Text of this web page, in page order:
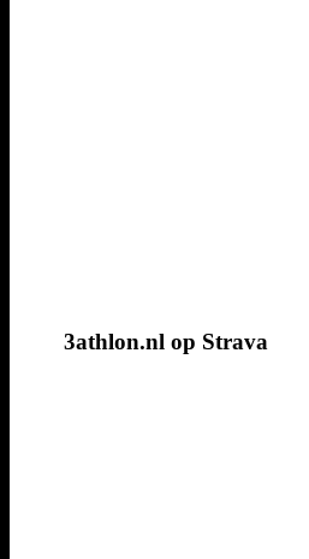
3athlon.nl op Strava